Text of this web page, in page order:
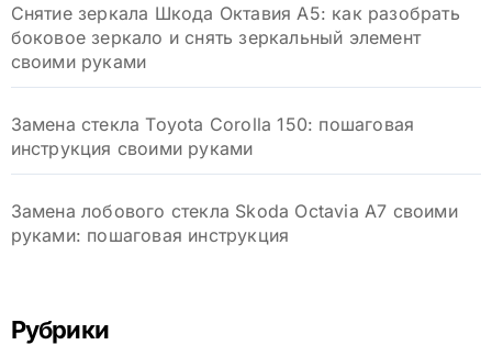
Снятие зеркала Шкода Октавия А5: как разобрать
боковое зеркало и снять зеркальный элемент
своими руками
Замена стекла Toyota Corolla 150: пошаговая
инструкция своими руками
Замена лобового стекла Skoda Octavia A7 своими
руками: пошаговая инструкция
Рубрики